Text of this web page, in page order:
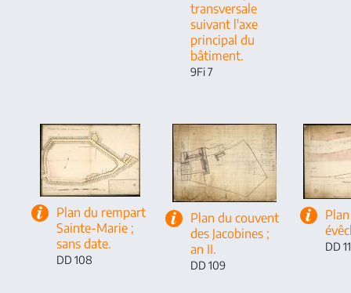
transversale
suivant l'axe
principal du
bâtiment.
9Fi 7
Plan du rempart
Sainte-Marie ;
sans date.
DD 108
Plan du couvent
des Jacobines ;
an II.
DD 109
DD